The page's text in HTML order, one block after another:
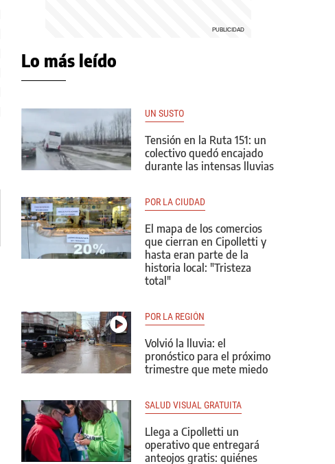
Lo más leído
UN SUSTO
Tensión en la Ruta 151: un
colectivo quedó encajado
durante las intensas lluvias
POR LA CIUDAD
El mapa de los comercios
que cierran en Cipolletti y
hasta eran parte de la
historia local: "Tristeza
total"
POR LA REGIÓN
Volvió la lluvia: el
pronóstico para el próximo
trimestre que mete miedo
SALUD VISUAL GRATUITA
Llega a Cipolletti un
operativo que entregará
anteojos gratis: quiénes